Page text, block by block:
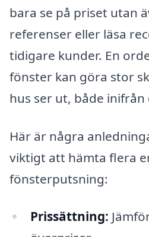
bara se på priset utan
referenser eller läsa
tidigare kunder. En
fönster kan göra stor
hus ser ut, både
Här är några
viktigt att hämta flera
fönsterputsning:
Prissättning: